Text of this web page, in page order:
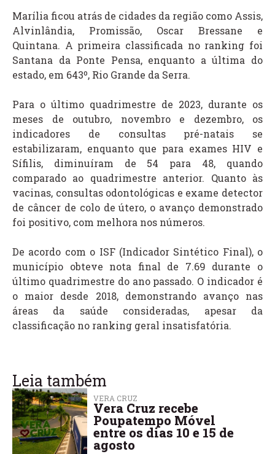
Marília ficou atrás de cidades da região como Assis,
Alvinlândia, Promissão, Oscar Bressane e
Quintana. A primeira classificada no ranking foi
Santana da Ponte Pensa, enquanto a última do
estado, em 643º, Rio Grande da Serra.
Para o último quadrimestre de 2023, durante os
meses de outubro, novembro e dezembro, os
indicadores de consultas pré-natais se
estabilizaram, enquanto que para exames HIV e
Sífilis, diminuíram de 54 para 48, quando
comparado ao quadrimestre anterior. Quanto às
vacinas, consultas odontológicas e exame detector
de câncer de colo de útero, o avanço demonstrado
foi positivo, com melhora nos números.
De acordo com o ISF (Indicador Sintético Final), o
município obteve nota final de 7.69 durante o
último quadrimestre do ano passado. O indicador é
o maior desde 2018, demonstrando avanço nas
áreas da saúde consideradas, apesar da
classificação no ranking geral insatisfatória.
Leia também
VERA CRUZ
Vera Cruz recebe
Poupatempo Móvel
entre os dias 10 e 15 de
agosto